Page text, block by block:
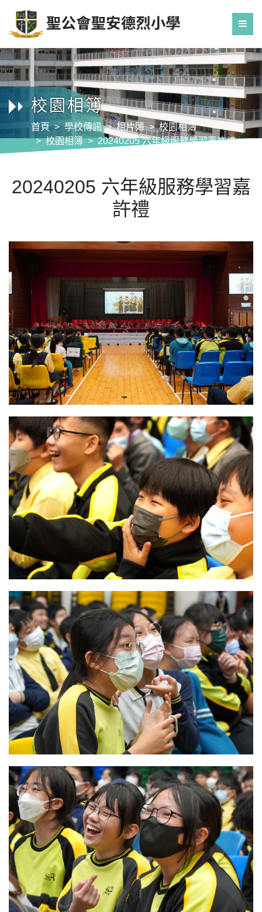
校園相簿
首頁 學校傳訊 相片簿
校園相簿
校園相簿
20240205 六年級服務學習嘉許禮
20240205 六年級服務學習嘉
許禮